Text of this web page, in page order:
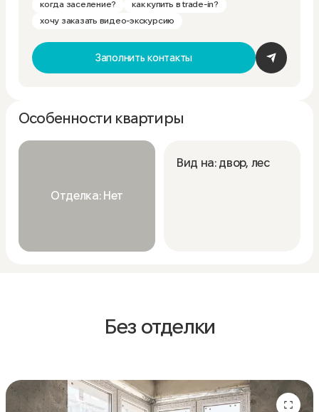
когда заселение?
как купить в trade-in?
хочу заказать видео-экскурсию
Заполнить контакты
Особенности квартиры
Отделка: Нет
Вид на: двор, лес
Без отделки